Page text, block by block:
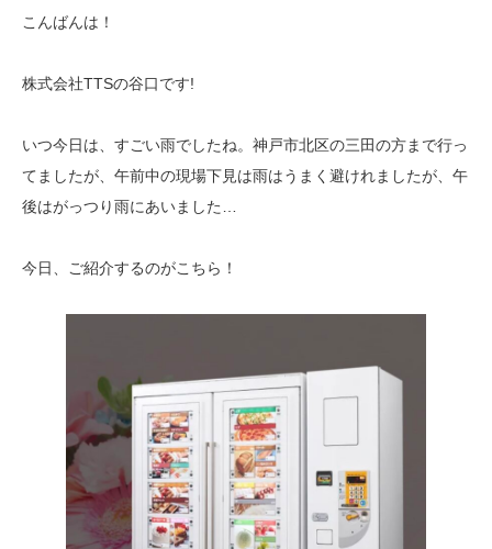
こんばんは！
株式会社TTSの谷口です!
いつ今日は、すごい雨でしたね。神戸市北区の三田の方まで行っ
てましたが、午前中の現場下見は雨はうまく避けれましたが、午
後はがっつり雨にあいました…
今日、ご紹介するのがこちら！